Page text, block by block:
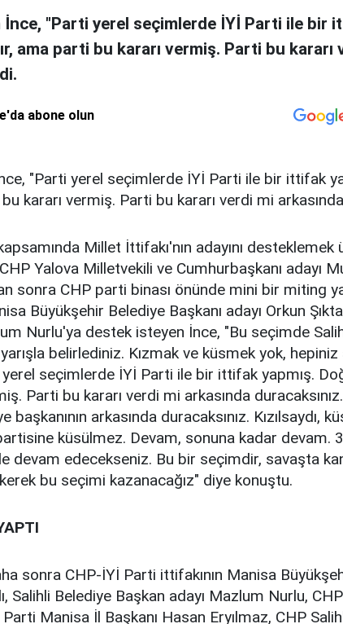
İnce, "Parti yerel seçimlerde İYİ Parti ile bir
ama parti bu kararı vermiş. Parti bu kararı
abone olun
"Parti yerel seçimlerde İYİ Parti ile bir ittifak
kararı vermiş. Parti bu kararı verdi mi
Millet İttifakı'nın adayını desteklemek
Yalova Milletvekili ve Cumhurbaşkanı adayı
sonra CHP parti binası önünde mini bir miting
Büyükşehir Belediye Başkanı adayı Orkun
Nurlu'ya destek isteyen İnce, "Bu seçimde
belirlediniz. Kızmak ve küsmek yok, hepiniz
yerel seçimlerde İYİ Parti ile bir ittifak yapmış.
Parti bu kararı verdi mi arkasında
başkanının arkasında duracaksınız. Kızılsaydı,
küsülmez. Devam, sonuna kadar devam.
devam edecekseniz. Bu bir seçimdir, savaşta
bu seçimi kazanacağız" diye konuştu.
sonra CHP-İYİ Parti ittifakının Manisa
Salihli Belediye Başkan adayı Mazlum Nurlu,
Manisa İl Başkanı Hasan Eryılmaz, CHP